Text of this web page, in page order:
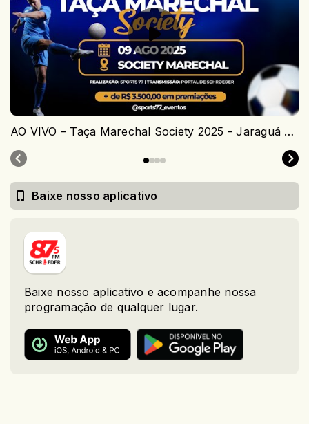
AO VIVO – Taça Marechal Society 2025 - Jaraguá do Sul
Baixe nosso aplicativo
Baixe nosso aplicativo e acompanhe nossa
programação de qualquer lugar.